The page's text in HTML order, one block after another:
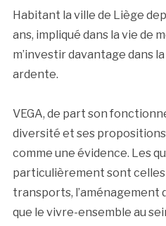
Habitant la ville de Liège
ans, impliqué dans la vie de
m’investir davantage dans
ardente.
VEGA, de part son
diversité et ses
comme une évidence. Les
particulièrement sont
transports, l’aménagement
que le vivre-ensemble au